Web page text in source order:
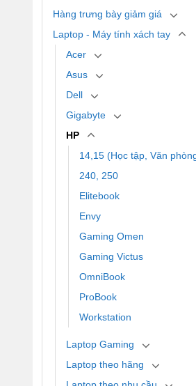
Hàng trưng bày giảm giá
Laptop - Máy tính xách tay
Acer
Asus
Dell
Gigabyte
HP
14,15 (Học tập, Văn
240, 250
Elitebook
Envy
Gaming Omen
Gaming Victus
OmniBook
ProBook
Workstation
Laptop Gaming
Laptop theo hãng